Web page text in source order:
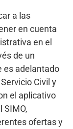
a las
en cuenta
en el
de un
es adelantado
Civil y
el aplicativo
SIMO,
ofertas y